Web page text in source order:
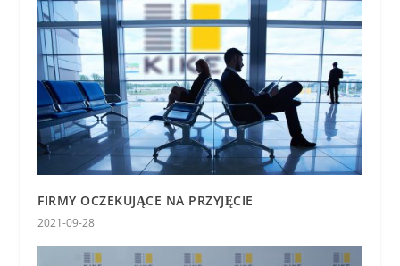
FIRMY OCZEKUJĄCE NA PRZYJĘCIE
2021-09-28